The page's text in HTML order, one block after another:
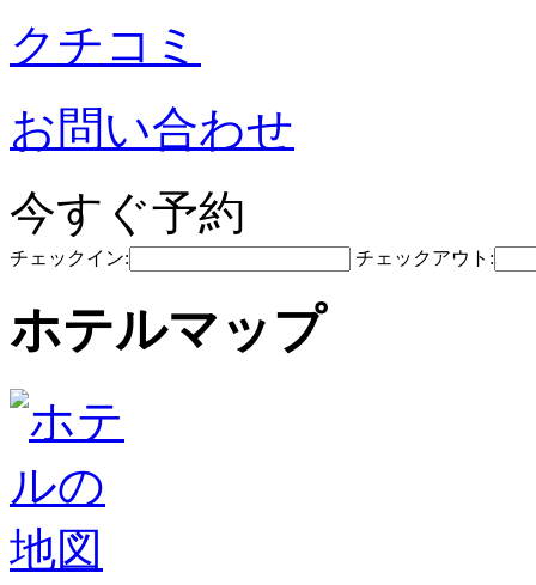
クチコミ
お問い合わせ
今すぐ予約
チェックイン: チェックアウト:
ホテルマップ